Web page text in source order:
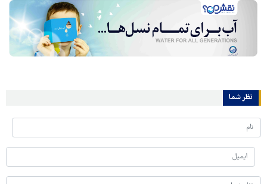
نظر شما